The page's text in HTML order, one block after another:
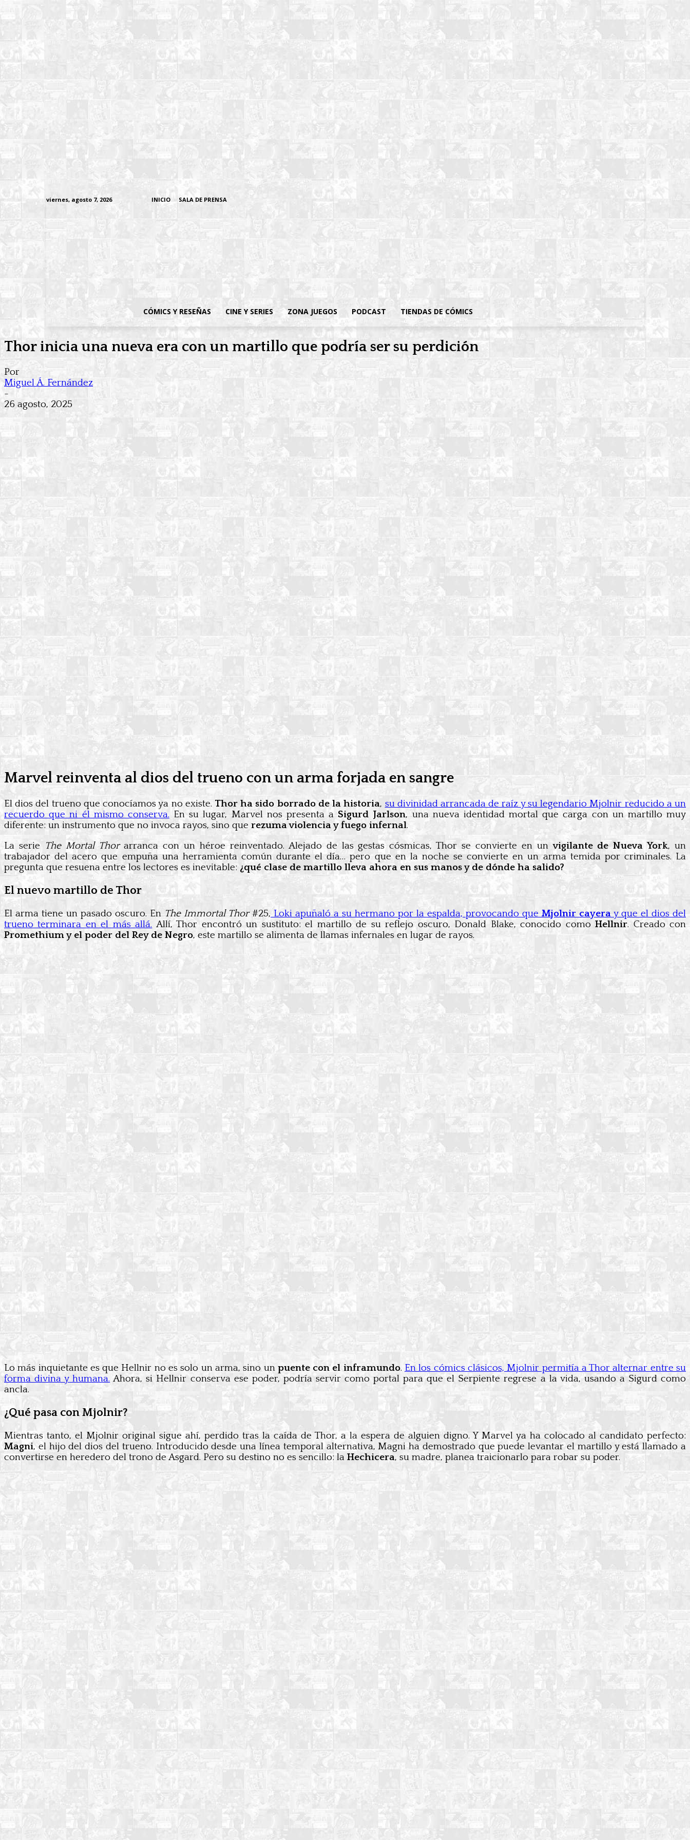
viernes, agosto 7, 2026 INICIO SALA DE PRENSA
CÓMICS Y RESEÑAS CINE Y SERIES ZONA JUEGOS PODCAST TIENDAS DE CÓMICS
Thor inicia una nueva era con un martillo que podría ser su perdición
Por
Miguel Á. Fernández
-
26 agosto, 2025
Marvel reinventa al dios del trueno con un arma forjada en sangre
El dios del trueno que conocíamos ya no existe. Thor ha sido borrado de la historia, su divinidad arrancada de raíz y su legendario Mjolnir reducido a un
recuerdo que ni él mismo conserva. En su lugar, Marvel nos presenta aSigurd Jarlson, una nueva identidad mortal que carga con un martillo muy
diferente: un instrumento que no invoca rayos, sino que rezuma violencia y fuego infernal.
La serie
The Mortal Thorarranca con un héroe reinventado. Alejado de las gestas cósmicas, Thor se convierte en unvigilante de Nueva York, un
trabajador del acero que empuña una herramienta común durante el día… pero que en la noche se convierte en un arma temida por criminales. La
pregunta que resuena entre los lectores es inevitable: ¿qué clase de martillo lleva ahora en sus manos y de dónde ha salido?
El nuevo martillo de Thor
El arma tiene un pasado oscuro. En The Immortal Thor#25, Loki apuñaló a su hermano por la espalda, provocando que Mjolnir cayera y que el dios del
trueno terminara en el más allá. Allí, Thor encontró un sustituto: el martillo de su reflejo oscuro, Donald Blake, conocido comoHellnir. Creado con
Promethium y el poder del Rey de Negro, este martillo se alimenta de llamas infernales en lugar de rayos.
Lo más inquietante es que Hellnir no es solo un arma, sino un puente con el inframundo. En los cómics clásicos, Mjolnir permitía a Thor alternar entre su
forma divina y humana. Ahora, si Hellnir conserva ese poder, podría servir como portal para que el Serpiente regrese a la vida, usando a Sigurd como
ancla.
¿Qué pasa con Mjolnir?
Mientras tanto, el Mjolnir original sigue ahí, perdido tras la caída de Thor, a la espera de alguien digno. Y Marvel ya ha colocado al candidato perfecto:
Magni, el hijo del dios del trueno. Introducido desde una línea temporal alternativa, Magni ha demostrado que puede levantar el martillo y está llamado a
convertirse en heredero del trono de Asgard. Pero su destino no es sencillo: la Hechicera, su madre, planea traicionarlo para robar su poder.